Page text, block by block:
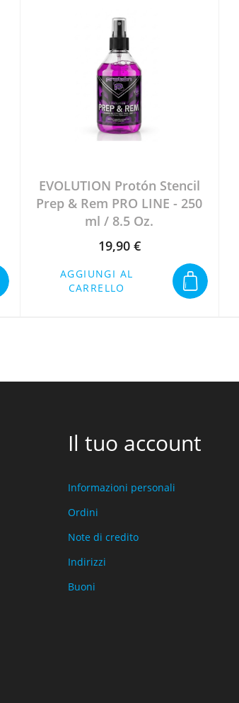
EVOLUTION Protón Stencil
Prep & Rem PRO LINE - 250
ml / 8.5 Oz.
Prezzo
19,90 €
AGGIUNGI AL
CARRELLO
Il tuo account
Informazioni personali
Ordini
Note di credito
Indirizzi
Buoni